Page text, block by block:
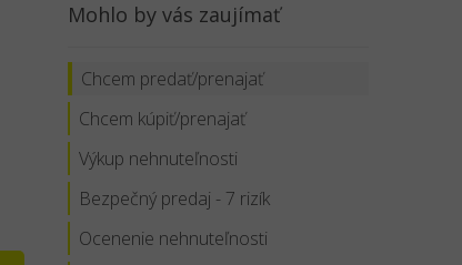
Mohlo by vás zaujímať
Chcem predať/prenajať
Chcem kúpiť/prenajať
Výkup nehnuteľnosti
Bezpečný predaj - 7 rizík
Ocenenie nehnuteľnosti